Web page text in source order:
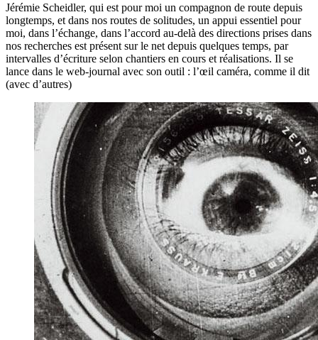
Jérémie Scheidler, qui est pour moi un compagnon de route depuis
longtemps, et dans nos routes de solitudes, un appui essentiel pour
moi, dans l’échange, dans l’accord au-delà des directions prises dans
nos recherches est présent sur le net depuis quelques temps, par
intervalles d’écriture selon chantiers en cours et réalisations. Il se
lance dans le web-journal avec son outil : l’œil caméra, comme il dit
(avec d’autres)